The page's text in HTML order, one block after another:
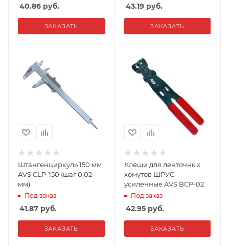
40.86 руб.
ЗАКАЗАТЬ
43.19руб.
ЗАКАЗАТЬ
Штангенциркуль 150 мм
AVS CLP-150 (шаг 0,02
мм)
Под заказ
41.87 руб.
ЗАКАЗАТЬ
Клещи для ленточных
хомутов ШРУС
усиленные AVS BCP-02
Под заказ
42.95руб.
ЗАКАЗАТЬ